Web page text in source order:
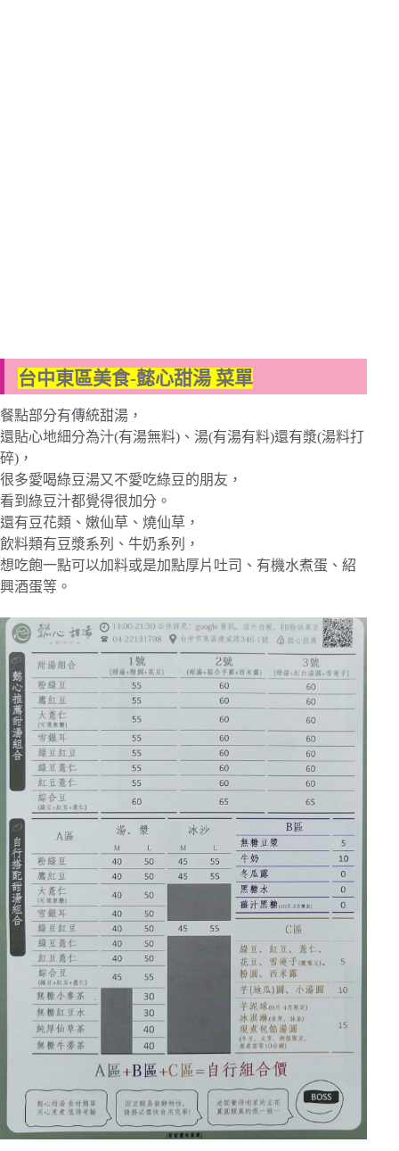
台中東區美食-懿心甜湯 菜單
餐點部分有傳統甜湯，
還貼心地細分為汁(有湯無料)、湯(有湯有料)還有漿(湯料打
碎)，
很多愛喝綠豆湯又不愛吃綠豆的朋友，
看到綠豆汁都覺得很加分。
還有豆花類、嫩仙草、燒仙草，
飲料類有豆漿系列、牛奶系列，
想吃飽一點可以加料或是加點厚片吐司、有機水煮蛋、紹
興酒蛋等。